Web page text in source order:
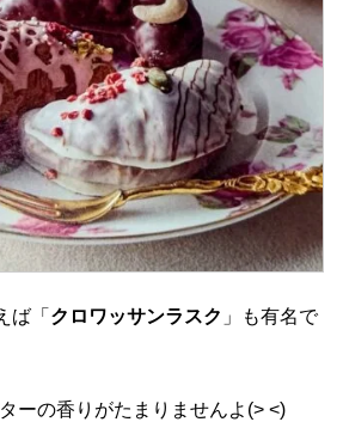
ば「 クロワッサンラスク 」も有名で
ーの香りがたまりませんよ(> <)